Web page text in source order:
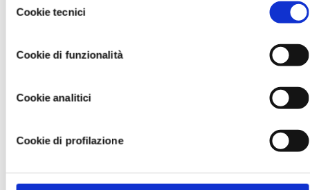
di tutti questi cookie cliccare su "Accetta tutti i cookie". Per
differenziare le preferenze e negare il consenso cliccare su
"Personalizza cookie". Cliccare su "Usa solo cookie tecnici"
comporta il permanere delle impostazioni di default e dunque
altri strumenti di tracciamento diversi da quelli tecnici. Infine,
Cookie policy.
delCookie tecnici
Cookie di funzionalità
Cookie analitici
Cookie di profilazione
GROUP INSIEME PER UN BENESSE...
- DA CONFARTIGIANATO, SE HAI MENO DI 25 ANNI, LA
- LA TUA AZIENDA E' DAVVERO SOSTENIBILE?...
Altre Ufficio sindacale
DISPOSIZIONI...